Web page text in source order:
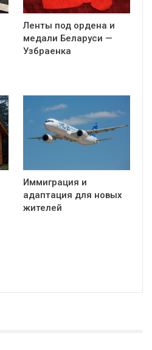
Ленты под ордена и
медали Беларуси —
Узбраенка
Иммиграция и
адаптация для новых
жителей